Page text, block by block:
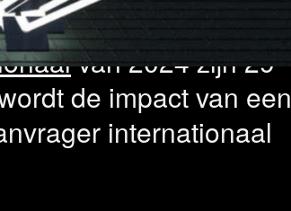
van 2024 zijn 29
de impact van een
internationaal